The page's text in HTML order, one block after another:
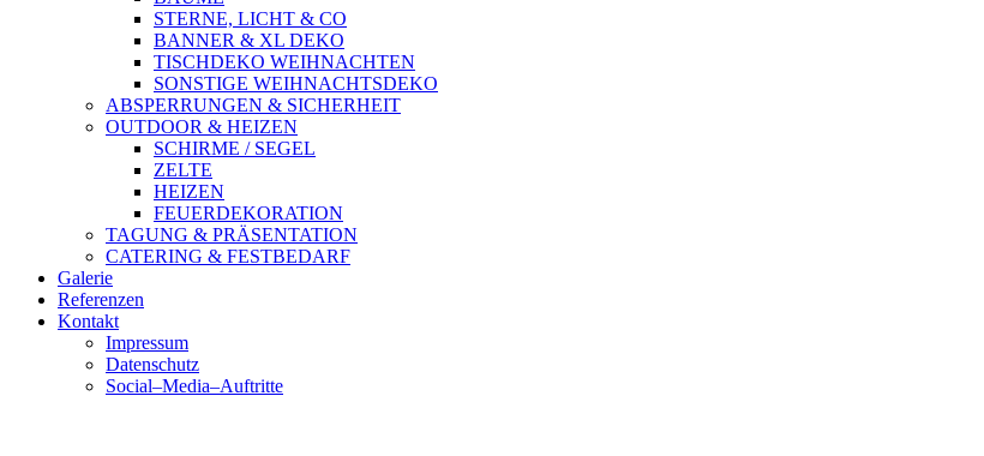
STERNE, LICHT & CO
BANNER & XL DEKO
TISCHDEKO WEIHNACHTEN
SONSTIGE WEIHNACHTSDEKO
ABSPERRUNGEN & SICHERHEIT
OUTDOOR & HEIZEN
SCHIRME / SEGEL
ZELTE
HEIZEN
FEUERDEKORATION
TAGUNG & PRÄSENTATION
CATERING & FESTBEDARF
Galerie
Referenzen
Kontakt
Impressum
Datenschutz
Social–Media–Auftritte